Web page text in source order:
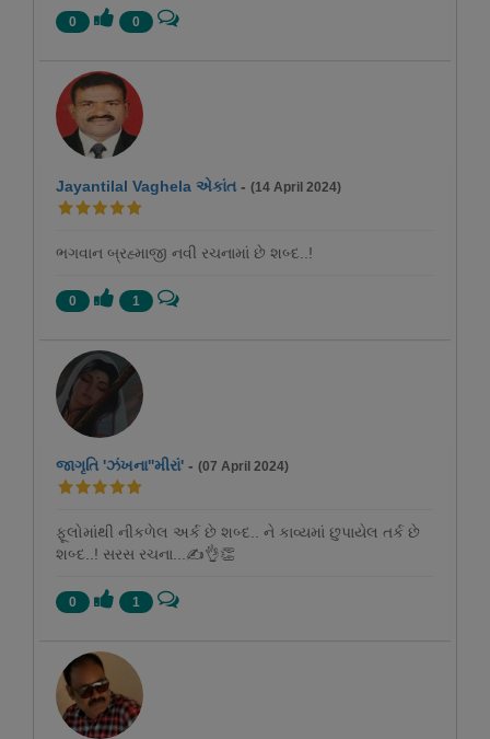
0 0
Jayantilal Vaghela એકાંત - (14 April 2024)
ભગવાન બ્રહ્માજી નવી રચનામાં છે શબ્દ..!
0 1
જાગૃતિ 'ઝંખના''મીરાં' - (07 April 2024)
ફૂલોમાંથી નીકળેલ અર્ક છે શબ્દ.. ને કાવ્યમાં છુપાયેલ તર્ક છે
શબ્દ..! સરસ રચના...✍️👌👏
0 1